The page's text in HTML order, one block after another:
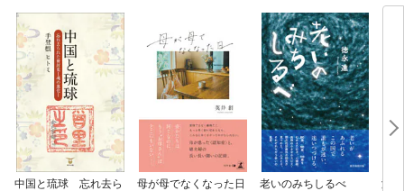
中国と琉球 忘れ去ら
母が母でなくなった日 老いのみちしるべ
激